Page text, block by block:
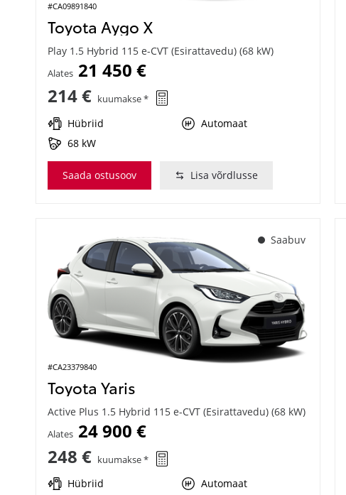
#CA09891840
Toyota Aygo X
Play 1.5 Hybrid 115 e-CVT (Esirattavedu) (68 kW)
Alates 21 450 €
214 € kuumakse *
Hübriid
Automaat
68 kW
Saada ostusoov Lisa võrdlusse
Saabuv
#CA23379840
Toyota Yaris
Active Plus 1.5 Hybrid 115 e-CVT (Esirattavedu) (68 kW)
Alates 24 900 €
248 € kuumakse *
Hübriid
Automaat